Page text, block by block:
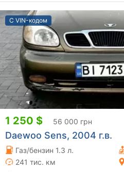
С VIN-кодом
1 250 $ 56 000 грн
Daewoo Sens, 2004 г.в.
Газ/бензин 1.3 л.
241 тис. км